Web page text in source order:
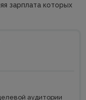
зарплата которых
аудитории